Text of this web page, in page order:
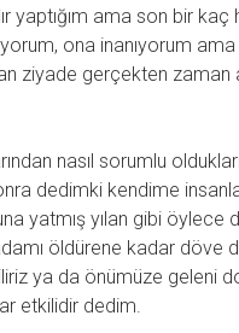
yaptığım ama son bir
ona inanıyorum
ziyade gerçekten zaman
nasıl sorumlu
dedimki kendime
yatmış yılan gibi
öldürene kadar döve
ya da önümüze geleni
etkilidir dedim.